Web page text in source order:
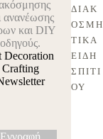
ανανέωσης
και DIY
οδηγούς.
Decoration
Crafting
ΔΙΑΚ
ΟΣΜΗ
ΤΙΚΆ
ΕΊΔΗ
ΣΠΙΤΙ
ΟΎ